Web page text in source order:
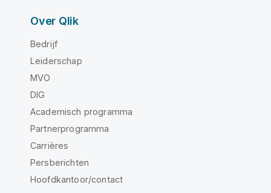
Over Qlik
Bedrijf
Leiderschap
MVO
DIG
Academisch programma
Partnerprogramma
Carrières
Persberichten
Hoofdkantoor/contact